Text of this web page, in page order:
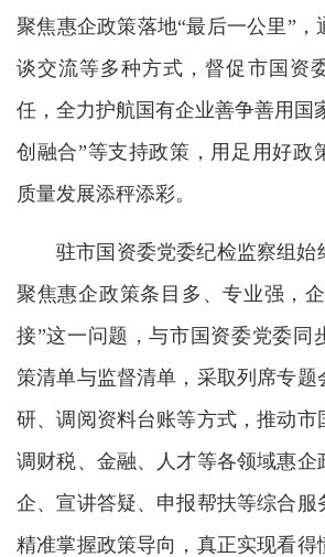
聚焦惠企政策落地“最后一公里”，
谈交流等多种方式，督促市国资
任，全力护航国有企业善争善用国
创融合”等支持政策，用足用好政
质量发展添秤添彩。
驻市国资委党委纪检监察组始
聚焦惠企政策条目多、专业强，
接”这一问题，与市国资委党委同
策清单与监督清单，采取列席专题
研、调阅资料台账等方式，推动市
调财税、金融、人才等各领域惠企
企、宣讲答疑、申报帮扶等综合服
精准掌握政策导向，真正实现看得